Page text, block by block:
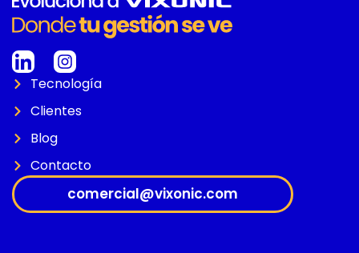
Tecnología
Clientes
Blog
Contacto
comercial@vixonic.com